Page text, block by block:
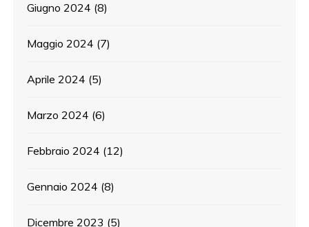
Giugno 2024 (8)
Maggio 2024 (7)
Aprile 2024 (5)
Marzo 2024 (6)
Febbraio 2024 (12)
Gennaio 2024 (8)
Dicembre 2023 (5)